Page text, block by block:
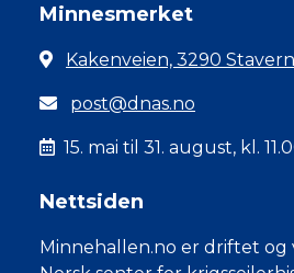
Minnesmerket
Kakenveien, 3290 Stavern
post@dnas.no
15. mai til 31. august, kl.
Nettsiden
Minnehallen.no er driftet